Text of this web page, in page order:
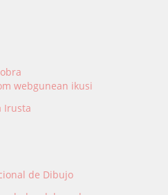
webgunean ikusi
Irusta
de Dibujo